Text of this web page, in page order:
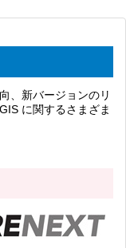
、新バージョンのリ
に関するさまざま